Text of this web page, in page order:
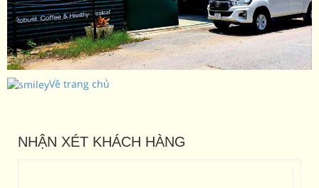
Về trang chủ
NHẬN XÉT KHÁCH HÀNG